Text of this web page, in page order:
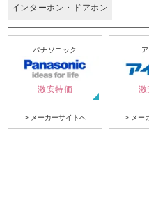
インターホン・ドアホン
パナソニック
激安特価
> メーカーサイトへ
激
> メー